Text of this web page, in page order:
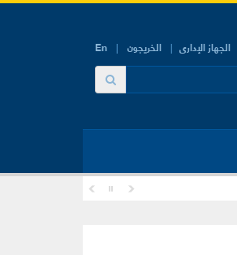
En الجهاز الإدارى الخريجون